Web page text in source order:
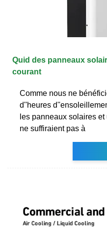
Quid des panneaux
courant
Comme nous ne
d''heures
les panneaux solaires
ne suffiraient pas à